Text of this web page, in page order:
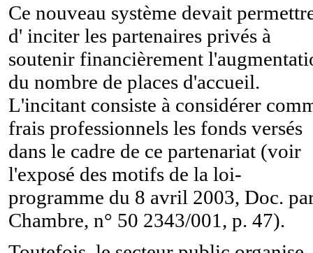
Ce nouveau système devait
d' inciter les partenaires privés à
soutenir financièrement
du nombre de places d'accueil.
L'incitant consiste à considérer
frais professionnels les fonds versés
dans le cadre de ce partenariat (voir
l'exposé des motifs de la loi-
programme du 8 avril 2003, Doc.
Chambre, n° 50 2343/001, p. 47).